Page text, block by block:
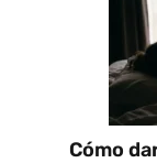
Cómo